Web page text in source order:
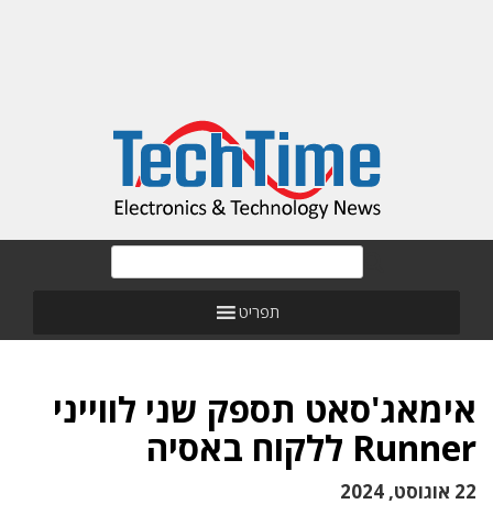
תפריט
אימאג'סאט תספק שני לווייני
Runner ללקוח באסיה
22 אוגוסט, 2024